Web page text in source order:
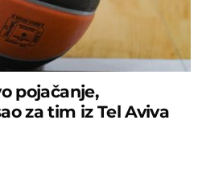
pojačanje,
za tim iz Tel Aviva